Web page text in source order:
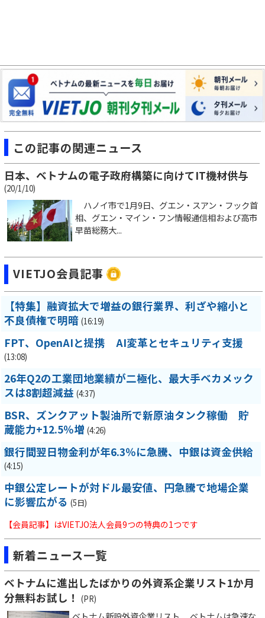
この記事の関連ニュース
日本、ベトナムの電子政府構築に向けてIT機材供与
(20/1/10)
ハノイ市で1月9日、グエン・スアン・フック首
相、グエン・マイン・フン情報通信相および高市
早苗総務大...
VIETJO会員記事
【特集】融資拡大で増益の銀行業界、利ざや縮小と
不良債権で明暗 (16:19)
FPT、OpenAIと提携 AI変革とセキュリティ支援
(13:08)
26年Q2の工業団地業績が二極化、最大手ベカメック
スは8割超減益 (4:37)
BSR、ズンクアット製油所で新原油タンク稼働 貯
蔵能力+12.5％増 (4:26)
銀行間翌日物金利が年6.3％に急騰、中銀は資金供給
(4:15)
中銀公定レートが対ドル最安値、円急騰で地場企業
に影響広がる (5日)
【会員記事】はVIETJO法人会員9つの特典の1つです
新着ニュース一覧
ベトナムに進出したばかりの外資系企業リスト1か月
分無料お試し！
(PR)